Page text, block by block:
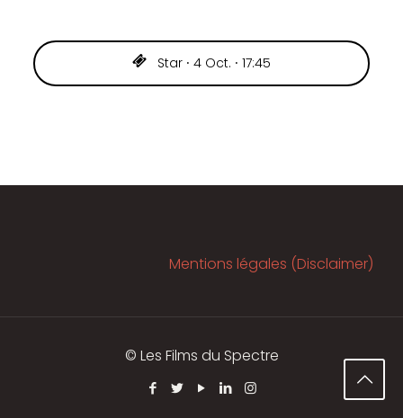
Star ⸱ 4 Oct. ⸱ 17:45
Mentions légales (Disclaimer)
© Les Films du Spectre